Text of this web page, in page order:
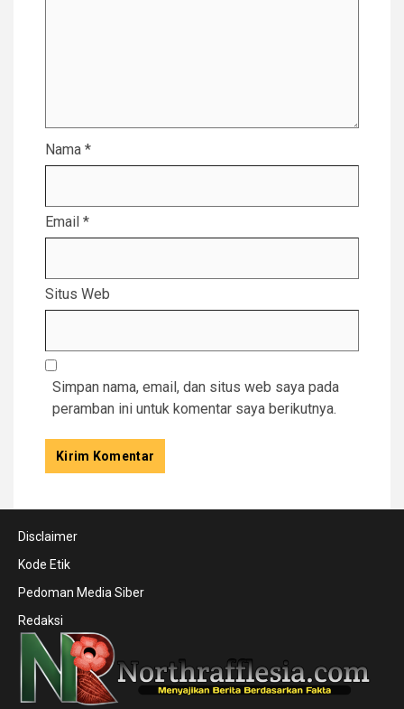
Nama *
Email *
Situs Web
Simpan nama, email, dan situs web saya pada
peramban ini untuk komentar saya berikutnya.
Disclaimer
Kode Etik
Pedoman Media Siber
Redaksi